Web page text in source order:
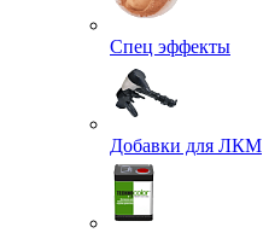
Спец эффекты
Добавки для ЛКМ